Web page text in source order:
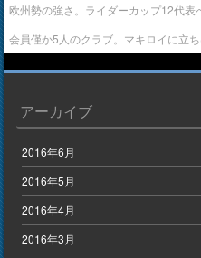
欧州勢の強さ。ライダーカップ12代表
会員僅か5人のクラブ。マキロイに立
アーカイブ
2016年6月
2016年5月
2016年4月
2016年3月